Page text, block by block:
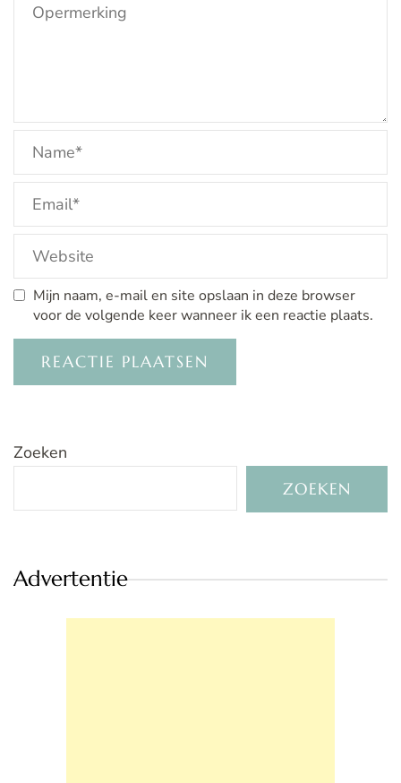
Mijn naam, e-mail en site opslaan in deze browser
voor de volgende keer wanneer ik een reactie plaats.
Zoeken
ZOEKEN
Advertentie